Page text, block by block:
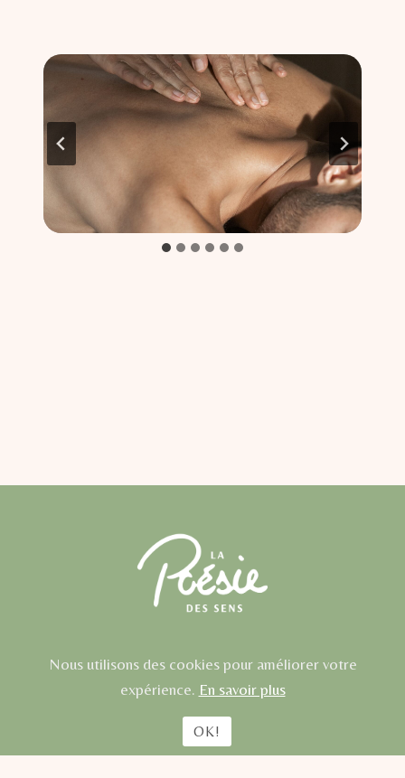
Politique de
confidentialité
Site par
Meg Chikhani
Nous utilisons des cookies pour améliorer votre
expérience. En savoir plus
OK!